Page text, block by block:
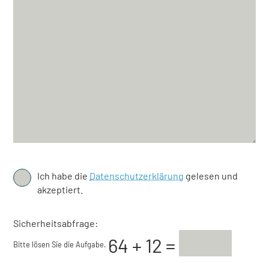
Ich habe die Datenschutzerklärung gelesen und
akzeptiert.
Sicherheitsabfrage:
Bitte lösen Sie die Aufgabe.